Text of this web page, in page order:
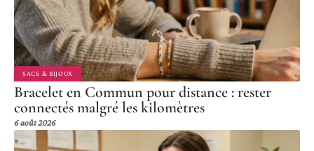
SACS & BIJOUX
Bracelet en Commun pour distance : rester
connectés malgré les kilomètres
6 août 2026